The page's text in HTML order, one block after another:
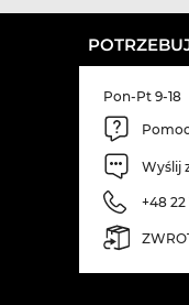
Pon-Pt 9-18
Wyślij
+48 22